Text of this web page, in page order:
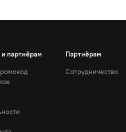
партнёрам
Партнёрам
Сотрудничество